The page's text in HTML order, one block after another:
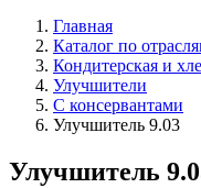
Главная
Каталог по
Кондитерская и
Улучшители
С консервантами
Улучшитель 9.03
Улучшитель